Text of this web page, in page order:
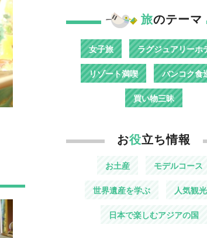
旅のテーマ
女子旅 ラグジュアリーホ
リゾート満喫 バンコク食
買い物三昧
お役立ち情報
お土産 モデルコース
世界遺産を学ぶ 人気観
日本で楽しむアジアの国